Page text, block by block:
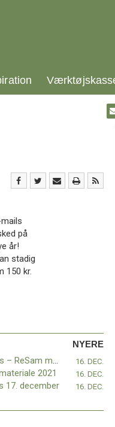
24.0:
på
år!
stadig
150 kr.
NYERE
Religionsfriheden er under pres – ReSam møde med kirkeministeren 16. DEC.
2021 16. DEC.
17. december 16. DEC.